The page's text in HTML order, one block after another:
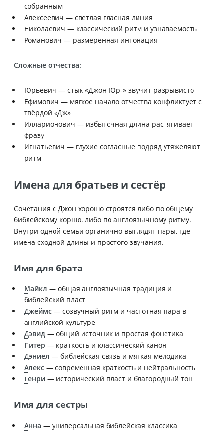
собранным
Алексеевич — светлая гласная линия
Николаевич — классический ритм и узнаваемость
Романович — размеренная интонация
Сложные отчества:
Юрьевич — стык «Джон Юр-» звучит разрывисто
Ефимович — мягкое начало отчества конфликтует с
твёрдой «Дж»
Илларионович — избыточная длина растягивает
фразу
Игнатьевич — глухие согласные подряд утяжеляют
ритм
Имена для братьев и сестёр
Сочетания с Джон хорошо строятся либо по общему
библейскому корню, либо по англоязычному ритму.
Внутри одной семьи органично выглядят пары, где
имена сходной длины и простого звучания.
Имя для брата
Майкл — общая англоязычная традиция и
библейский пласт
Джеймс — созвучный ритм и частотная пара в
английской культуре
Дэвид — общий источник и простая фонетика
Питер — краткость и классический канон
Дэниел — библейская связь и мягкая мелодика
Алекс — современная краткость и нейтральность
Генри — исторический пласт и благородный тон
Имя для сестры
Анна — универсальная библейская классика